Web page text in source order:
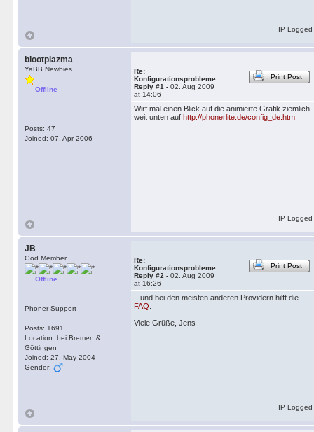
IP Logged
blootplazma
YaBB Newbies
Offline
Posts: 47
Joined: 07. Apr 2006
Re:
Konfigurationsprobleme
Reply #1 - 02. Aug 2009
at 14:06
Print Post
Wirf mal einen Blick auf die animierte Grafik ziemlich
weit unten auf http://phonerlite.de/config_de.htm
IP Logged
JB
God Member
Offline
Phoner-Support
Posts: 1691
Location: bei Bremen &
Göttingen
Joined: 27. May 2004
Gender:
Re:
Konfigurationsprobleme
Reply #2 - 02. Aug 2009
at 16:26
Print Post
...und bei den meisten anderen Providern hilft die
FAQ
Viele Grüße, Jens
IP Logged